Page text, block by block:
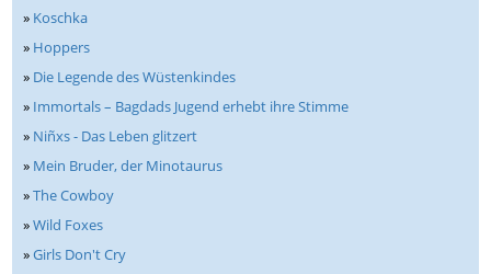
» Koschka
» Hoppers
» Die Legende des Wüstenkindes
» Immortals – Bagdads Jugend erhebt ihre Stimme
» Niñxs - Das Leben glitzert
» Mein Bruder, der Minotaurus
»The Cowboy
»Wild Foxes
»Girls Don't Cry